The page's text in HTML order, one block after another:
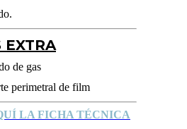
EXTRA
de gas
perimetral de film
LA FICHA TÉCNICA